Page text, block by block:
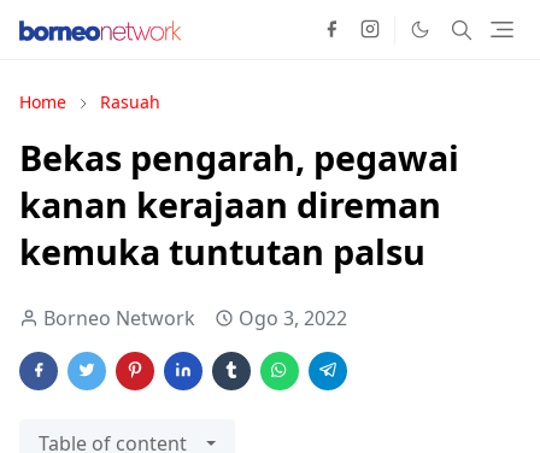
Home Rasuah
Bekas pengarah, pegawai
kanan kerajaan direman
kemuka tuntutan palsu
Borneo Network Ogo 3, 2022
Table of content